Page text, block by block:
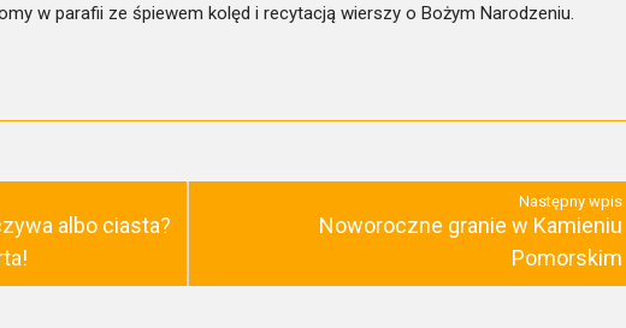
w parafii ze śpiewem kolęd i recytacją wierszy o Bożym Narodzeniu.
albo ciasta?
Następny wpis
Noworoczne granie w Kamieniu
Pomorskim